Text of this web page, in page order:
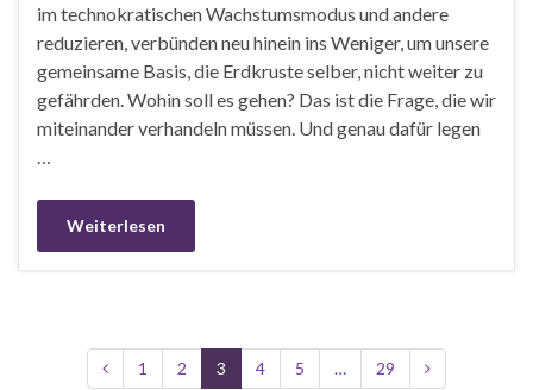
im technokratischen Wachstumsmodus und andere
reduzieren, verbünden neu hinein ins Weniger, um unsere
gemeinsame Basis, die Erdkruste selber, nicht weiter zu
gefährden. Wohin soll es gehen? Das ist die Frage, die wir
miteinander verhandeln müssen. Und genau dafür legen
Weiterlesen
1 2 3 4 5 … 29